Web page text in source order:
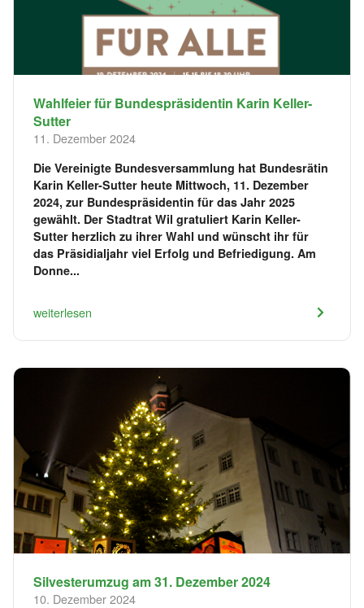
Wahlfeier für Bundespräsidentin Karin Keller-
Sutter
11. Dezember 2024
Die Vereinigte Bundesversammlung hat Bundesrätin
Karin Keller-Sutter heute Mittwoch, 11. Dezember
2024, zur Bundespräsidentin für das Jahr 2025
gewählt. Der Stadtrat Wil gratuliert Karin Keller-
Sutter herzlich zu ihrer Wahl und wünscht ihr für
das Präsidialjahr viel Erfolg und Befriedigung. Am
Donne...
weiterlesen
Silvesterumzug am 31. Dezember 2024
10. Dezember 2024